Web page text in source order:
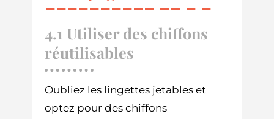
4.1 Utiliser des chiffons
réutilisables
Oubliez les lingettes jetables et
optez pour des chiffons